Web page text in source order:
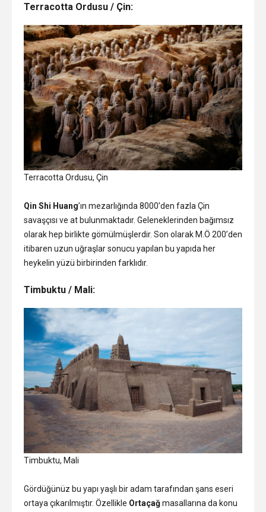
Terracotta Ordusu / Çin:
Terracotta Ordusu, Çin
Qin Shi Huang’ın mezarlığında 8000’den fazla Çin
savaşçısı ve at bulunmaktadır. Geleneklerinden bağımsız
olarak hep birlikte gömülmüşlerdir. Son olarak M.Ö 200’den
itibaren uzun uğraşlar sonucu yapılan bu yapıda her
heykelin yüzü birbirinden farklıdır.
Timbuktu / Mali:
Timbuktu, Mali
Gördüğünüz bu yapı yaşlı bir adam tarafından şans eseri
ortaya çıkarılmıştır. Özellikle Ortaçağmasallarına da konu